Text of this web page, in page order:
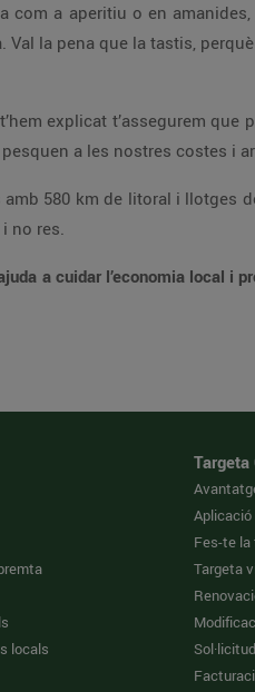
com a aperitiu o en
Val la pena que la tastis,
explicat t’assegurem
a les nostres costes i
580 km de litoral i llotges
no res.
a cuidar l’economia local i
locals
Fes-te
Targeta